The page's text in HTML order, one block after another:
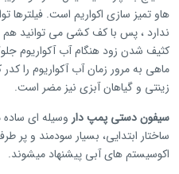
هاو تمیز سازی اکواریم است. فیلترها
ندارد ، پس با کف کشی می توانید هم
کثیف شدن زود هنگام آب آکواریوم
ماهی به مرور زمان آب آکواریوم را
زینتی و گیاهان آبزی نیز مضر است.
سیفون دستی پمپ دار وسیله ای
ساختار ابتدایی، بسیار سودمند و پر
اکوسیستم هایآبی پیشنهاد میشوند.